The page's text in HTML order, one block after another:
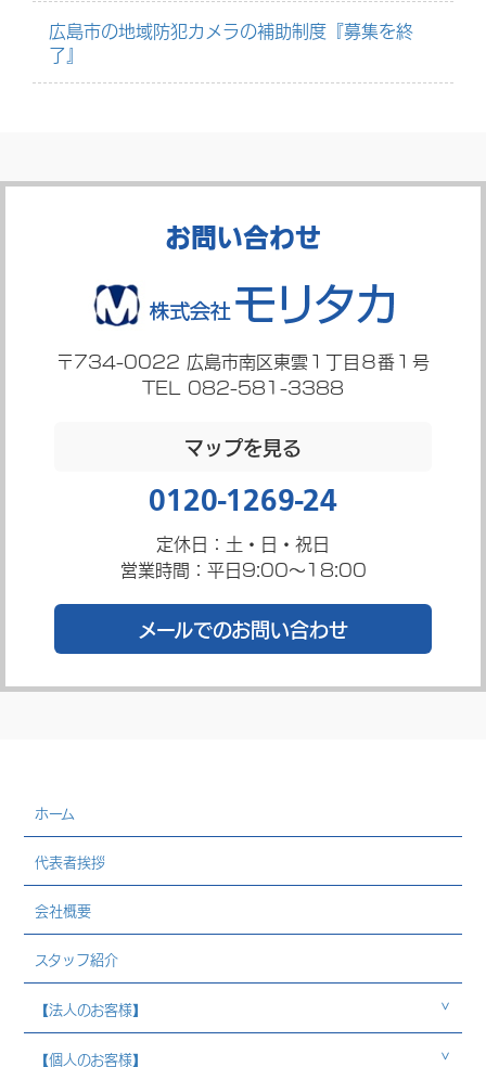
広島市の地域防犯カメラの補助制度『募集を終
了』
お問い合わせ
〒734-0022 広島市南区東雲１丁目８番１号
TEL 082-581-3388
マップを見る
0120-1269-24
定休日：土・日・祝日
営業時間：平日9:00～18:00
メールでのお問い合わせ
ホーム
代表者挨拶
会社概要
スタッフ紹介
【法人のお客様】
【個人のお客様】